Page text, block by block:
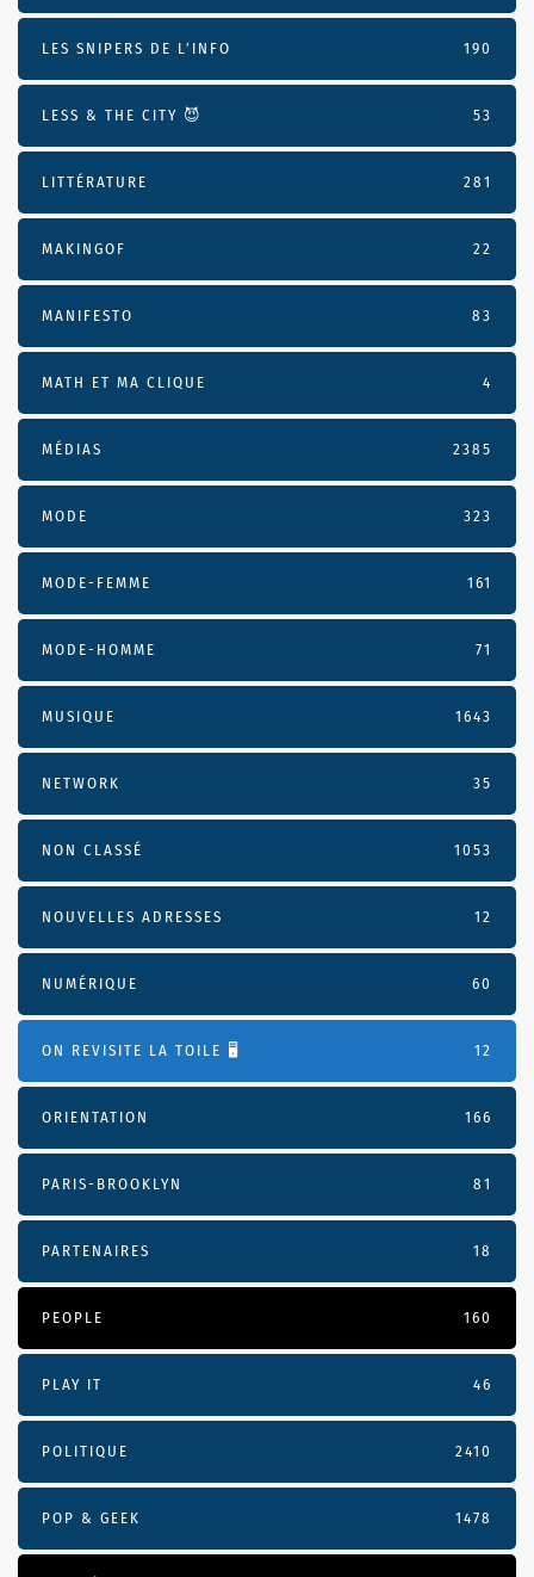
LES SNIPERS DE L’INFO 190
LESS & THE CITY 😈 53
LITTÉRATURE 281
MAKINGOF 22
MANIFESTO 83
MATH ET MA CLIQUE 4
MÉDIAS 2385
MODE 323
MODE-FEMME 161
MODE-HOMME 71
MUSIQUE 1643
NETWORK 35
NON CLASSÉ 1053
NOUVELLES ADRESSES 12
NUMÉRIQUE 60
ON REVISITE LA TOILE 🖥️ 12
ORIENTATION 166
PARIS-BROOKLYN 81
PARTENAIRES 18
PEOPLE 160
PLAY IT 46
POLITIQUE 2410
POP & GEEK 1478